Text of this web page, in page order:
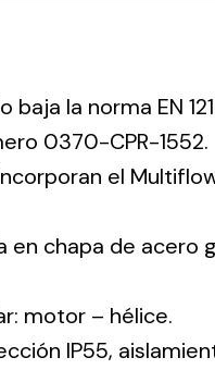
baja la norma EN
0370-CPR-1552.
el
en chapa de acero
motor – hélice.
IP55,